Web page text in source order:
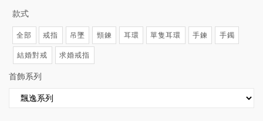
款式
全部 戒指 吊墜 頸鍊 耳環 單隻耳環 手鍊
手鐲
結婚對戒
求婚戒指
首飾系列